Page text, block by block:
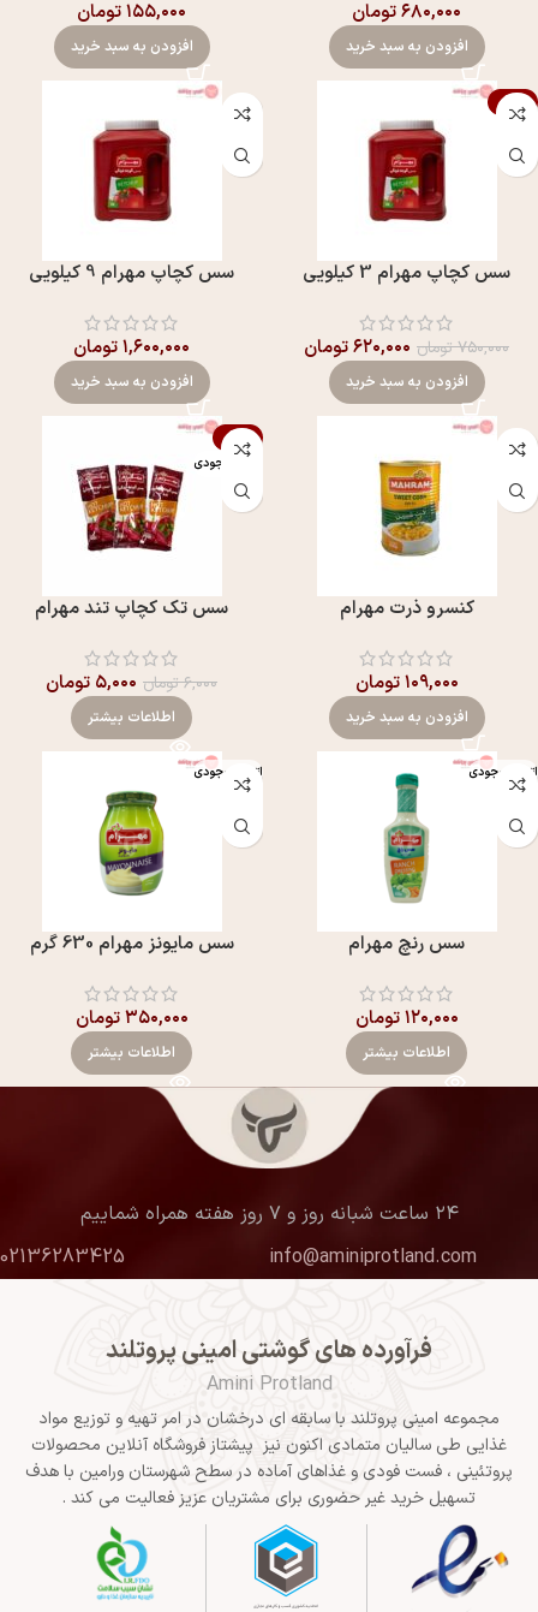
۶۸۰,۰۰۰تومان
افزودن به سبد خرید
۱۵۵,۰۰۰تومان
افزودن به سبد خرید
-17%
سس کچاپ مهرام 3 کیلویی
۷۵۰,۰۰۰تومان ۶۲۰,۰۰۰تومان
افزودن به سبد خرید
سس کچاپ مهرام 9 کیلویی
۱,۶۰۰,۰۰۰تومان
افزودن به سبد خرید
کنسرو ذرت مهرام
۱۰۹,۰۰۰تومان
افزودن به سبد خرید
-17%
اتمام موجودی
سس تک کچاپ تند مهرام
۶,۰۰۰تومان ۵,۰۰۰ تومان
اطلاعات بیشتر
اتمام موجودی
سس رنچ مهرام
۱۲۰,۰۰۰تومان
اطلاعات بیشتر
اتمام موجودی
سس مايونز مهرام 630 گرم
۳۵۰,۰۰۰تومان
اطلاعات بیشتر
۲۴ ساعت شبانه روز و ۷ روز هفته همراه شماییم
info@aminiprotland.com
02136283425
فرآورده های گوشتی امینی پروتلند
Amini Protland
مجموعه امینی پروتلند با سابقه ای درخشان در امر تهیه و توزیع مواد
غذایی طی سالیان متمادی اکنون نیز پیشتاز فروشگاه آنلاین محصولات
پروتئینی ، فست فودی و غذاهای آماده در سطح شهرستان ورامین با هدف
تسهیل خرید غیر حضوری برای مشتریان عزیز فعالیت می کند .